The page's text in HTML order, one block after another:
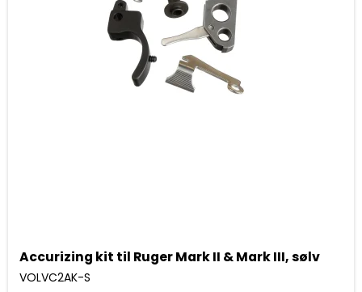
Accurizing kit til Ruger Mark II & Mark III, sølv
VOLVC2AK-S